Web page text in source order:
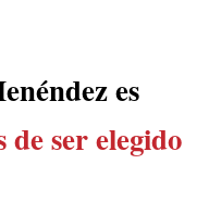
es
de ser elegido